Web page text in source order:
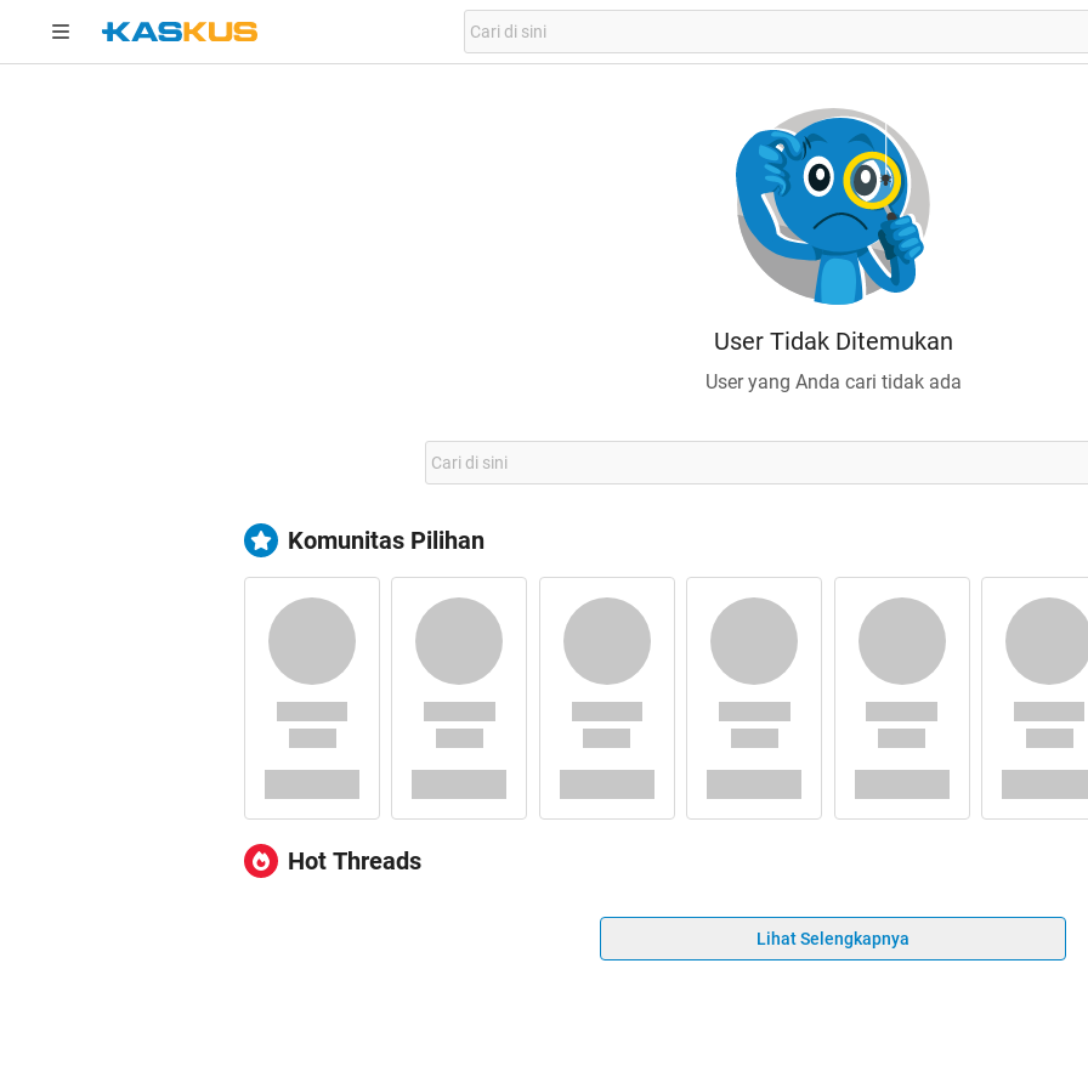
User Tidak Ditemukan
User yang Anda cari tidak ada
Komunitas Pilihan
Hot Threads
Lihat Selengkapnya